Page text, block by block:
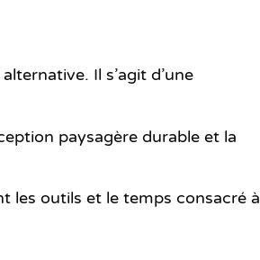
Il s’agit d’une
paysagère durable et la
les outils et le temps consacré à